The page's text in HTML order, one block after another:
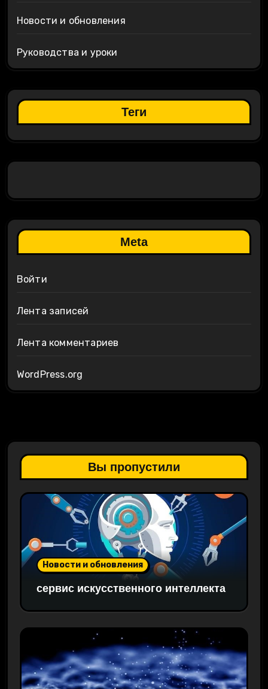
Новости и обновления
Руководства и уроки
Теги
Meta
Войти
Лента записей
Лента комментариев
WordPress.org
Вы пропустили
Новости и обновления
сервис искусственного интеллекта